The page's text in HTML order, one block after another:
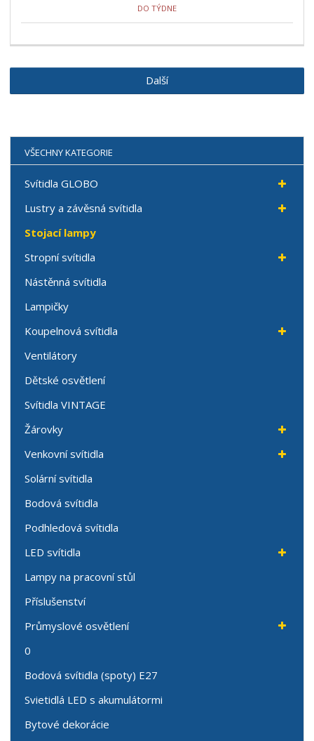
DO TÝDNE
Další
VŠECHNY KATEGORIE
Svítidla GLOBO
Lustry a závěsná svítidla
Stojací lampy
Stropní svítidla
Nástěnná svítidla
Lampičky
Koupelnová svítidla
Ventilátory
Dětské osvětlení
Svítidla VINTAGE
Žárovky
Venkovní svítidla
Solární svítidla
Bodová svítidla
Podhledová svítidla
LED svítidla
Lampy na pracovní stůl
Příslušenství
Průmyslové osvětlení
0
Bodová svítidla (spoty) E27
Svietidlá LED s akumulátormi
Bytové dekorácie